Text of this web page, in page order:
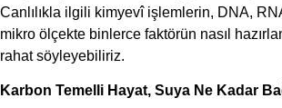
Canlılıkla ilgili kimyevî işlemlerin, DNA,
mikro ölçekte binlerce faktörün nasıl
rahat söyleyebiliriz.
Karbon Temelli Hayat, Suya Ne Kadar